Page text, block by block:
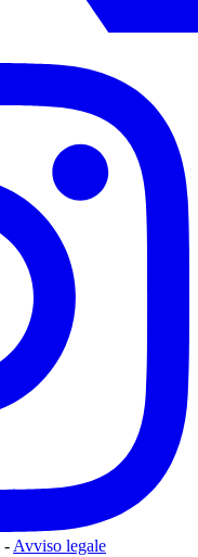
- Avviso legale